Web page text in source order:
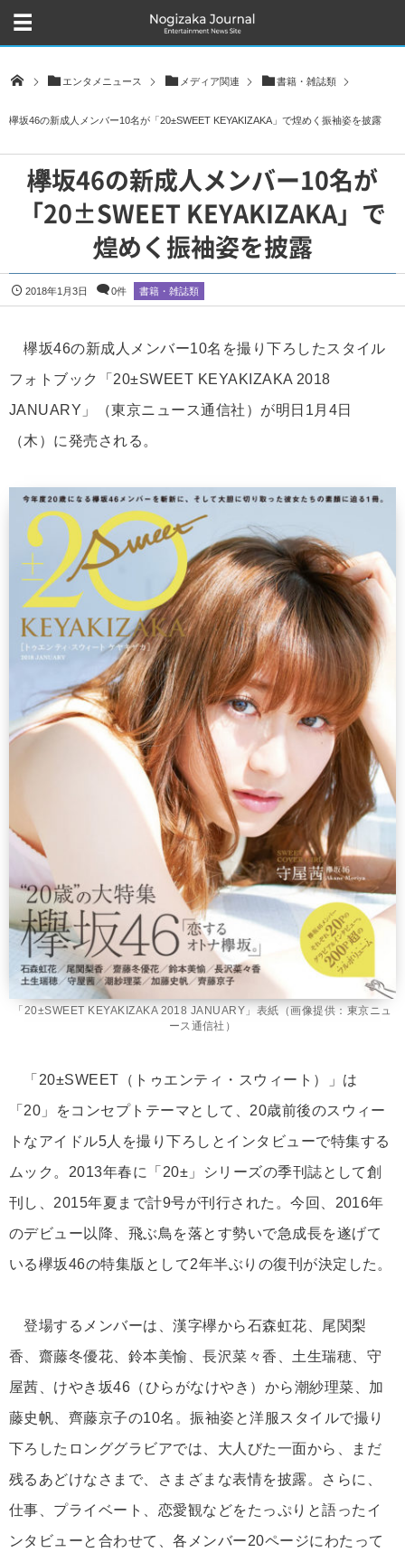
エンタメニュース メディア関連 書籍・雑誌類
欅坂46の新成人メンバー10名が「20±SWEET KEYAKIZAKA」で煌めく振袖姿を披露
欅坂46の新成人メンバー10名が
「20±SWEET KEYAKIZAKA」で
煌めく振袖姿を披露
2018年1月3日 0件 書籍・雑誌類
欅坂46の新成人メンバー10名を撮り下ろしたスタイル
フォトブック「20±SWEET KEYAKIZAKA 2018
JANUARY」（東京ニュース通信社）が明日1月4日
（木）に発売される。
「20±SWEET KEYAKIZAKA 2018 JANUARY」表紙（画像提供：東京ニュ
ース通信社）
「20±SWEET（トゥエンティ・スウィート）」は
「20」をコンセプトテーマとして、20歳前後のスウィー
トなアイドル5人を撮り下ろしとインタビューで特集する
ムック。2013年春に「20±」シリーズの季刊誌として創
刊し、2015年夏まで計9号が刊行された。今回、2016年
のデビュー以降、飛ぶ鳥を落とす勢いで急成長を遂げて
いる欅坂46の特集版として2年半ぶりの復刊が決定した。
登場するメンバーは、漢字欅から石森虹花、尾関梨
香、齋藤冬優花、鈴本美愉、長沢菜々香、土生瑞穂、守
屋茜、けやき坂46（ひらがなけやき）から潮紗理菜、加
藤史帆、齊藤京子の10名。振袖姿と洋服スタイルで撮り
下ろしたロンググラビアでは、大人びた一面から、まだ
残るあどけなさまで、さまざまな表情を披露。さらに、
仕事、プライベート、恋愛観などをたっぷりと語ったイ
ンタビューと合わせて、各メンバー20ページにわたって